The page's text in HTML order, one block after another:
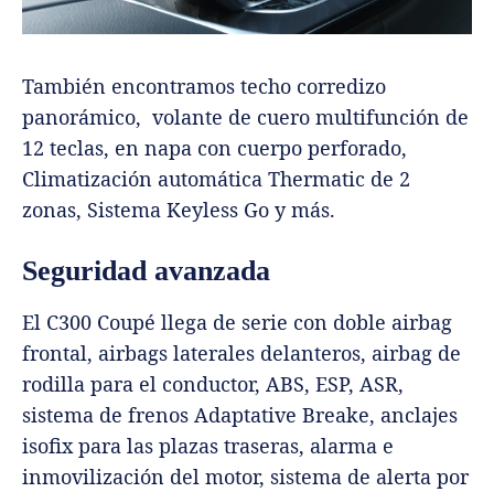
También encontramos techo corredizo
panorámico, volante de cuero multifunción de
12 teclas, en napa con cuerpo perforado,
Climatización automática Thermatic de 2
zonas, Sistema Keyless Go y más.
Seguridad avanzada
El C300 Coupé llega de serie con doble airbag
frontal, airbags laterales delanteros, airbag de
rodilla para el conductor, ABS, ESP, ASR,
sistema de frenos Adaptative Breake, anclajes
isofix para las plazas traseras, alarma e
inmovilización del motor, sistema de alerta por